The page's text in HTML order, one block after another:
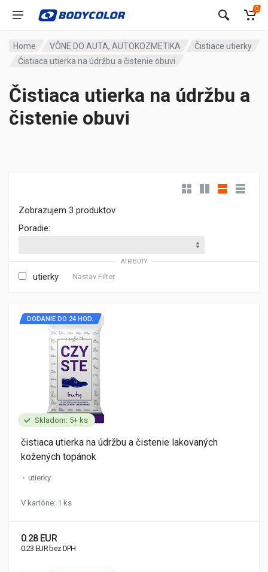
0
Home VÔNE DO AUTA, AUTOKOZMETIKA
Čistiace utierky
Čistiaca utierka na údržbu a čistenie obuvi
Čistiaca utierka na údržbu a
čistenie obuvi
Zobrazujem 3 produktov
Poradie:
ATRIBÚTY
utierky Nastav Filter
Skladom: 5+ ks
DODANIE DO 24 HOD.
čistiaca utierka na údržbu a čistenie lakovaných
kožených topánok
utierky
V kartóne: 1 ks
0.28 EUR
0.23 EUR bez DPH